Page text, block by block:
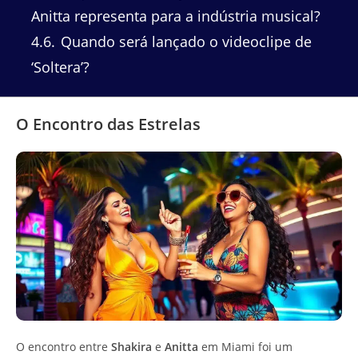
Anitta representa para a indústria musical?
4.6 Quando será lançado o videoclipe de
‘Soltera’?
O Encontro das Estrelas
O encontro entre Shakira e Anitta em Miami foi um